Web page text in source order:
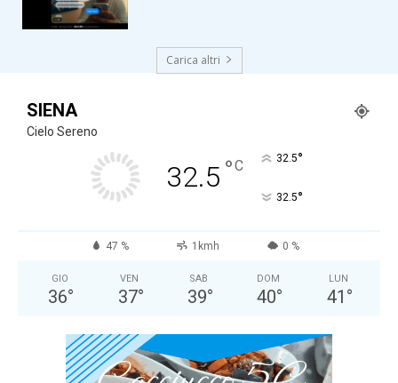
Carica altri
SIENA
Cielo Sereno
32.5 °C 32.5°
32.5°
47 % 1kmh 0 %
GIO
36°
VEN
37°
SAB
39°
DOM
40°
LUN
41 °